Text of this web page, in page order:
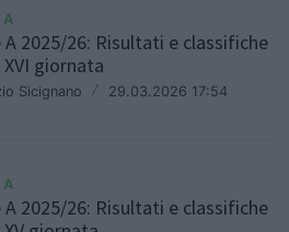
A
A 2025/26: Risultati e classifiche
giornata
Sicignano / 29.03.2026 17:54
A
A 2025/26: Risultati e classifiche